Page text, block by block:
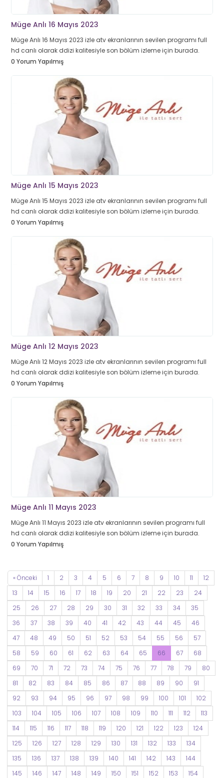
Müge Anlı 16 Mayıs 2023
Müge Anlı 16 Mayıs 2023 izle atv ekranlarının sevilen programı full
hd canlı olarak ddizi kalitesiyle son bölüm izleme için burada.
0 Yorum Yapılmış
Müge Anlı 15 Mayıs 2023
Müge Anlı 15 Mayıs 2023 izle atv ekranlarının sevilen programı full
hd canlı olarak ddizi kalitesiyle son bölüm izleme için burada.
0 Yorum Yapılmış
Müge Anlı 12 Mayıs 2023
Müge Anlı 12 Mayıs 2023 izle atv ekranlarının sevilen programı full
hd canlı olarak ddizi kalitesiyle son bölüm izleme için burada.
0 Yorum Yapılmış
Müge Anlı 11 Mayıs 2023
Müge Anlı 11 Mayıs 2023 izle atv ekranlarının sevilen programı full
hd canlı olarak ddizi kalitesiyle son bölüm izleme için burada.
0 Yorum Yapılmış
« Önceki 1 2 3 4 5 6 7 8 9 10 11
12
13
14 15 16 17 18 19 20 21 22 23
24
25
26 27 28 29 30 31 32 33 34
35
36
37 38 39 40 41 42 43 44 45
46
47
48 49 50 51 52 53 54 55 56
57
58
59 60 61 62 63 64 65 66 67
68
69
70 71 72 73 74 75 76 77 78 79
80
81
82 83 84 85 86 87 88 89 90
91
92
93 94 95 96 97 98 99 100 101
102
103
104 105 106 107 108 109 110 111 112
113
114
115 116 117 118 119 120 121 122 123
124
125
126 127 128 129 130 131 132 133
134
135
136 137 138 139 140 141 142 143
144
145
146 147 148 149 150 151 152 153
154